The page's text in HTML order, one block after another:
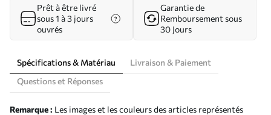
Prêt à être livré
sous 1 à 3 jours
ouvrés
Garantie de
Remboursement sous
30 Jours
Spécifications & Matériau
Livraison & Paiement
Questions et Réponses
Remarque : Les images et les couleurs des articles représentés